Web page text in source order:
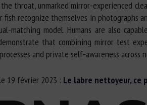
throat, unmarked mirror-experienced
recognize themselves in photographs
matching model. Humans are also
that combining mirror test
and private self-awareness across
19 février 2023 : Le labre nettoyeur, ce